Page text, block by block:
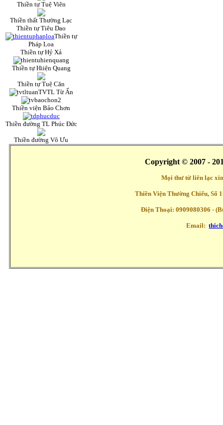
Thiền tự Tuệ Viên
Thiền thất Thường Lạc
Thiền tự Tiêu Dao
Thiền tự
Pháp Loa
Thiền tự Hỷ Xả
Thiền tự Hiiện Quang
Thiền tự Tuệ Căn
TVTL Từ Ấn
Thiền viện Bảo Chơn
Thiền đường TL Phúc Đức
Thiền đường Vô Ưu
Copyright © 2007 -
Mọi thư từ liên lạc
Thiền Viện Thường Chiếu, Số
Điện Thoại: 0909080306 -
Email: